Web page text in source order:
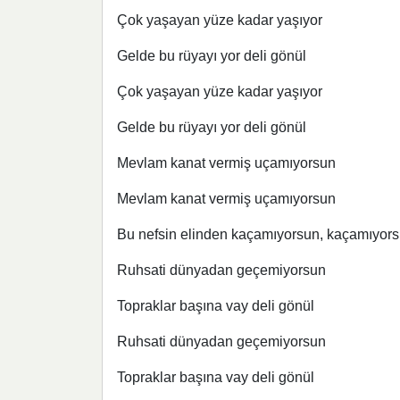
Çok yaşayan yüze kadar yaşıyor
Gelde bu rüyayı yor deli gönül
Çok yaşayan yüze kadar yaşıyor
Gelde bu rüyayı yor deli gönül
Mevlam kanat vermiş uçamıyorsun
Mevlam kanat vermiş uçamıyorsun
Bu nefsin elinden kaçamıyorsun,
Ruhsati dünyadan geçemiyorsun
Topraklar başına vay deli gönül
Ruhsati dünyadan geçemiyorsun
Topraklar başına vay deli gönül